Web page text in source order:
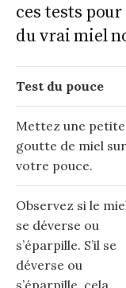
ces tests
du vrai miel
Test du pouce
Mettez une petite
goutte de miel sur
votre pouce.
Observez si le
se déverse ou
s’éparpille. S’il se
déverse ou
s’éparpille, cela